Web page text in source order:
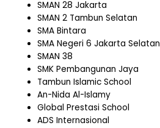
SMAN 28 Jakarta
SMAN 2 Tambun Selatan
SMA Bintara
SMA Negeri 6 Jakarta Selatan
SMAN 38
SMK Pembangunan Jaya
Tambun Islamic School
An-Nida Al-Islamy
Global Prestasi School
ADS Internasional